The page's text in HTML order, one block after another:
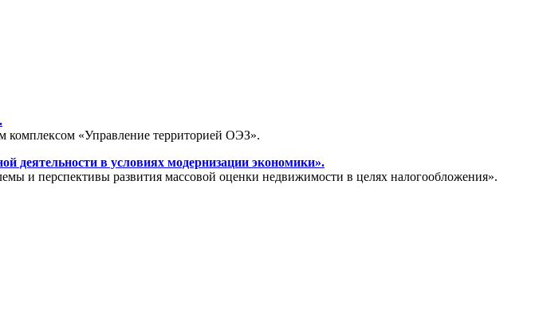
комплексом «Управление территорией ОЭЗ».
деятельности в условиях модернизации экономики».
и перспективы развития массовой оценки недвижимости в целях налогообложения».